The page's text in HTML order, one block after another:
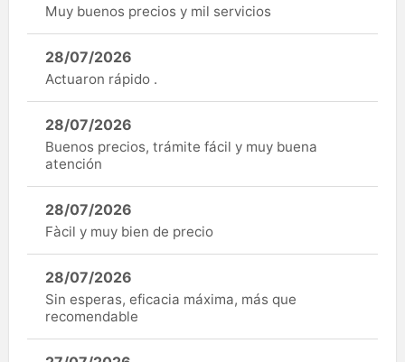
Muy buenos precios y mil servicios
28/07/2026
Actuaron rápido .
28/07/2026
Buenos precios, trámite fácil y muy buena
atención
28/07/2026
Fàcil y muy bien de precio
28/07/2026
Sin esperas, eficacia máxima, más que
recomendable